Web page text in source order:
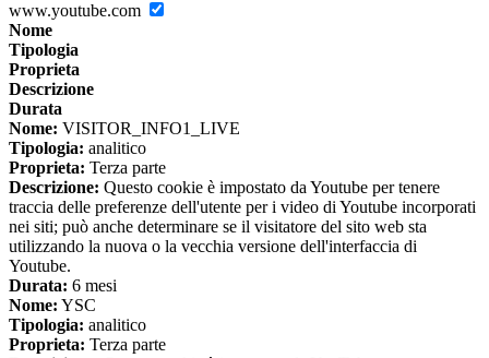
www.youtube.com
Nome
Tipologia
Proprieta
Descrizione
Durata
Nome: VISITOR_INFO1_LIVE
Tipologia: analitico
Proprieta: Terza parte
Descrizione: Questo cookie è impostato da Youtube per tenere
traccia delle preferenze dell'utente per i video di Youtube incorporati
nei siti; può anche determinare se il visitatore del sito web sta
utilizzando la nuova o la vecchia versione dell'interfaccia di
Youtube.
Durata: 6 mesi
Nome: YSC
Tipologia: analitico
Proprieta: Terza parte